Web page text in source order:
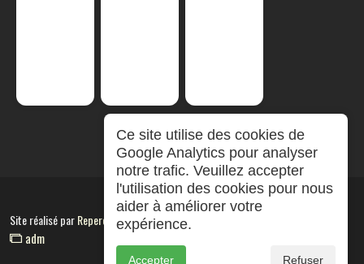
Site réalisé parRepereCom
adm
Ce site utilise des cookies de
Google Analytics pour analyser
notre trafic. Veuillez accepter
l'utilisation des cookies pour nous
aider à améliorer votre
expérience.
Accepter Refuser